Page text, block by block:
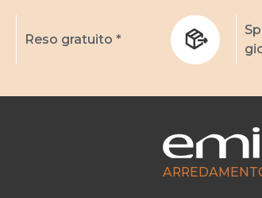
Reso gratuito *